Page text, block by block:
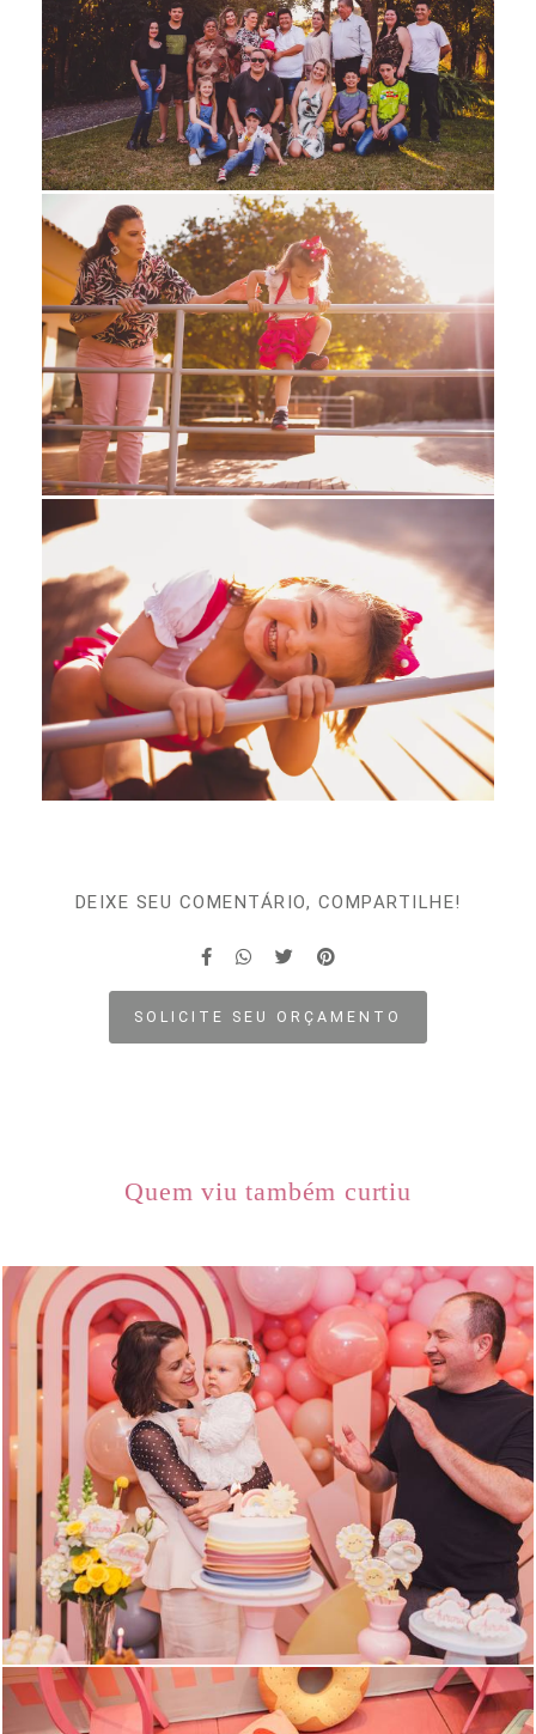
DEIXE SEU COMENTÁRIO, COMPARTILHE!
SOLICITE SEU ORÇAMENTO
Quem viu também curtiu
722